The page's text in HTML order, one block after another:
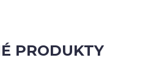
PRODUKTY